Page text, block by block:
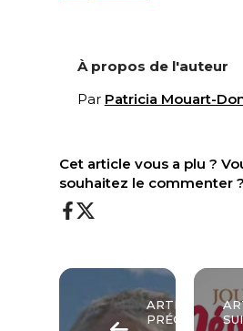
À propos de l'auteur
Par Patricia Mouart-
Cet article vous a plu ?
souhaitez le commenter ?
ARTICLE
PRÉCÉDENT